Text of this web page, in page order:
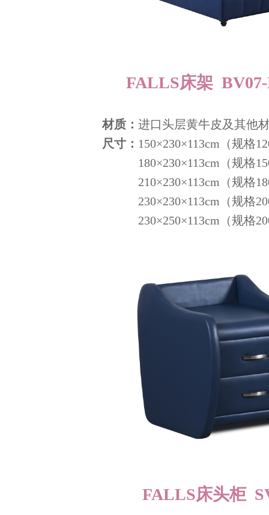
FALLS床架
材质： 进口头层黄牛皮及其他
尺寸： 150×230×113cm（规格
180×230×113cm（规格
210×230×113cm（规格
230×230×113cm（规格
230×250×113cm（规格
FALLS床头柜